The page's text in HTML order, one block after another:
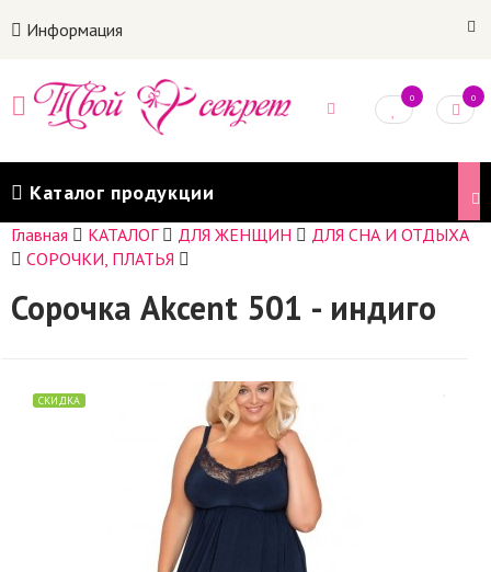
Информация
0 0
Каталог продукции
Главная КАТАЛОГ ДЛЯ ЖЕНЩИН
ДЛЯ СНА И ОТДЫХА
СОРОЧКИ, ПЛАТЬЯ
Сорочка Akcent 501 - индиго
СКИДКА